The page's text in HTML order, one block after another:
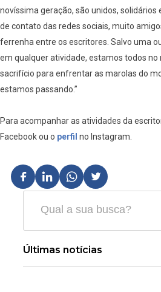
novíssima geração, são unidos, solidários
de contato das redes sociais, muito
ferrenha entre os escritores. Salvo uma
em qualquer atividade, estamos todos
sacrifício para enfrentar as marolas do
estamos passando.”
Para acompanhar as atividades da
Facebook ou o perfil no Instagram.
Últimas notícias